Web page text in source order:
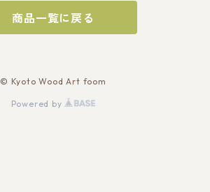
商品一覧に戻る
© Kyoto Wood Art foom
Powered by